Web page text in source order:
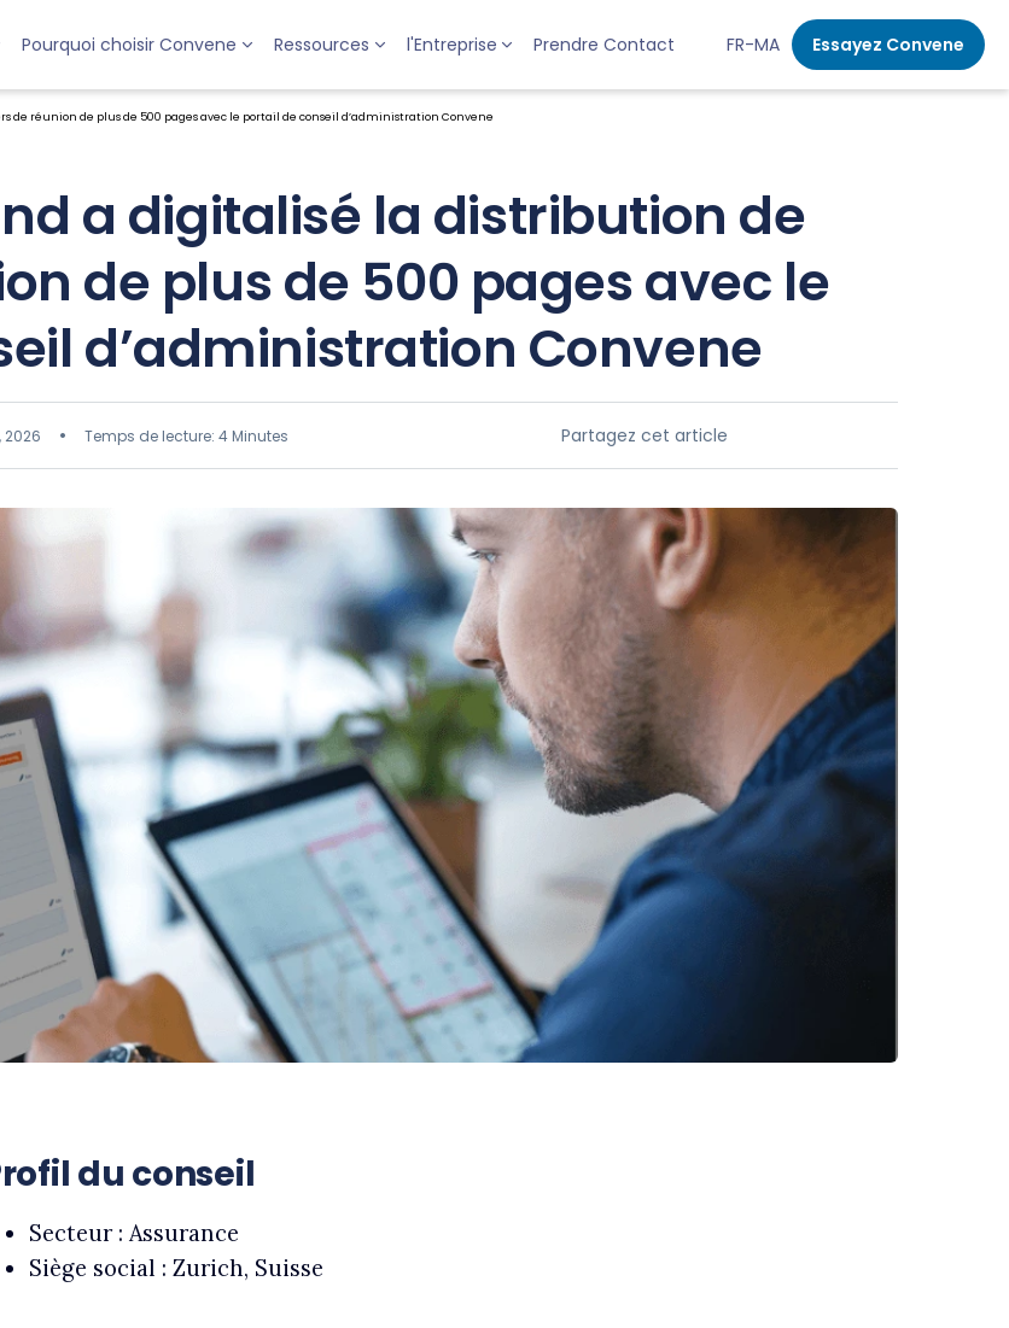
Pourquoi choisir Convene Ressources l'Entreprise Prendre Contact FR-MA Essayez Convene
de réunion de plus de 500 pages avec le portail de conseil d’administration Convene
a digitalisé la distribution de
de plus de 500 pages avec le
d’administration Convene
2026 Temps de lecture: 4 Minutes Partagez cet article
du conseil
Secteur : Assurance
Siège social : Zurich, Suisse